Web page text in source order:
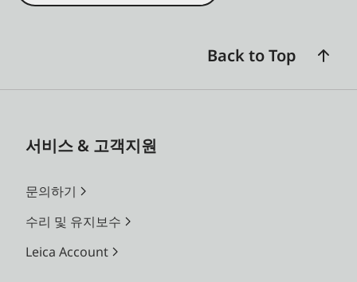
Back to Top
서비스 & 고객지원
문의하기
수리 및 유지보수
Leica Account